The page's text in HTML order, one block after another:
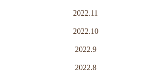
2022.11
2022.10
2022.9
2022.8